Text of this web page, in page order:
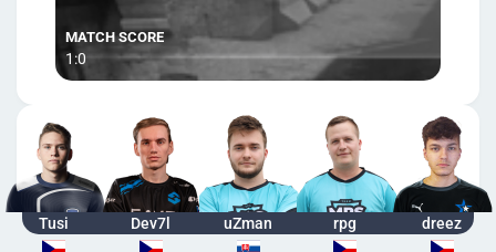
1:0
Tusi Dev7l uZman rpg dreez